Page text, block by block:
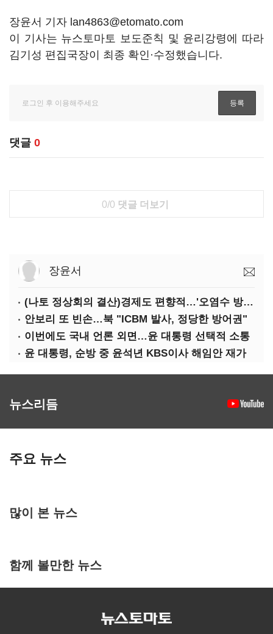
장윤서 기자 lan4863@etomato.com
이 기사는 뉴스토마토 보도준칙 및 윤리강령에 따라
김기성 편집국장이 최종 확인·수정했습니다.
댓글 0
0/0 댓글 더보기
장윤서
(나토 정상회의 결산)경제도 편향적…'오염수 방류'만 용인
안보리 또 빈손…북 "ICBM 발사, 정당한 방어권"
이번에도 국내 언론 외면…윤 대통령 선택적 소통
윤 대통령, 순방 중 윤석년 KBS이사 해임안 재가
뉴스리듬
주요 뉴스
많이 본 뉴스
함께 볼만한 뉴스